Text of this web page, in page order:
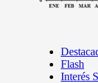
Flash
Interés